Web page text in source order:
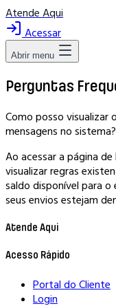
Atende Aqui
Acessar
Abrir menu
Perguntas
Como posso visualizar
mensagens no sistema?
Ao acessar a página
visualizar regras
saldo disponível para o
seus envios estejam
Atende Aqui
Acesso Rápido
Portal do Cliente
Login